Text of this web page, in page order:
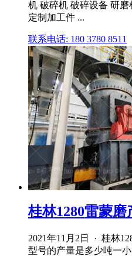
机 破碎机 破碎设备 研
定制加工件 ...
联系电话: 180 3780 8511
桂林1280雷蒙磨
2021年11月2日 · 桂林
型号的产量是多少吨一